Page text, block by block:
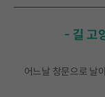
- 길 고
어느날 창문으로 날